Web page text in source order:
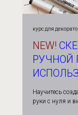
курс для
NEW!
РУЧНОЙ
Научитесь
руки с нуля и